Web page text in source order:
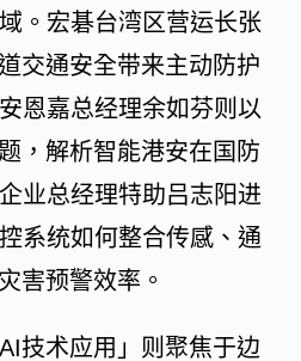
。宏碁台湾区营运长张
交通安全带来主动防护
恩嘉总经理余如芬则以
，解析智能港安在国防
业总经理特助吕志阳进
系统如何整合传感、通
害预警效率。
技术应用」则聚焦于边